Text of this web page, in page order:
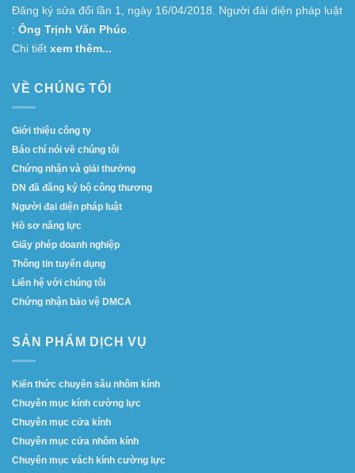
Đăng ký sửa đổi lần 1, ngày 16/04/2018. Người đài diện pháp luật
: Ông Trịnh Văn Phúc.
Chi tiết xem thêm...
VỀ CHÚNG TÔI
Giới thiệu công ty
Báo chí nói về chúng tôi
Chứng nhận và giải thưởng
DN đã đăng ký bộ công thương
Người đại diện pháp luật
Hồ sơ năng lực
Giấy phép doanh nghiệp
Thông tin tuyển dụng
Liên hệ với chúng tôi
Chứng nhận bảo vệ DMCA
SẢN PHẨM DỊCH VỤ
Kiến thức chuyên sâu nhôm kính
Chuyên mục kính cường lực
Chuyên mục cửa kính
Chuyên mục cửa nhôm kính
Chuyên mục vách kính cường lực